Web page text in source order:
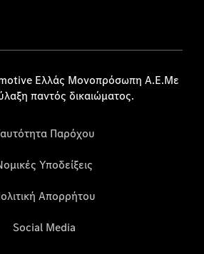
Ελλάς Μονοπρόσωπη Α.Ε.Με
παντός δικαιώματος.
Παρόχου
Υποδείξεις
Απορρήτου
Social Media